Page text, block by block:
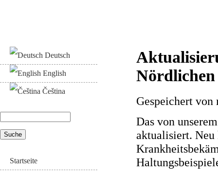
Deutsch
English
Čeština
Suchformular
Startseite
Nördlichen
Gespeichert von
Das von
aktualisiert.